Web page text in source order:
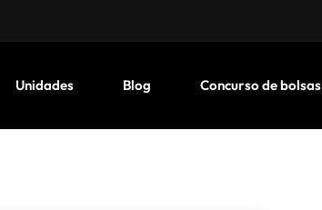
Unidades Blog Concurso de bolsas